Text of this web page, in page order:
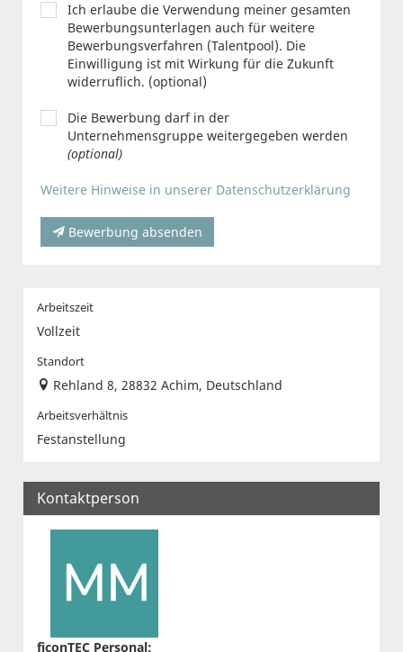
Ich erlaube die Verwendung meiner gesamten
Bewerbungsunterlagen auch für weitere
Bewerbungsverfahren (Talentpool). Die
Einwilligung ist mit Wirkung für die Zukunft
widerruflich. (optional)
Die Bewerbung darf in der
Unternehmensgruppe weitergegeben werden
(optional)
Weitere Hinweise in unserer Datenschutzerklärung
Bewerbung absenden
Arbeitszeit
Vollzeit
Standort
Rehland 8, 28832 Achim, Deutschland
Arbeitsverhältnis
Festanstellung
Kontaktperson
ficonTEC Personal: